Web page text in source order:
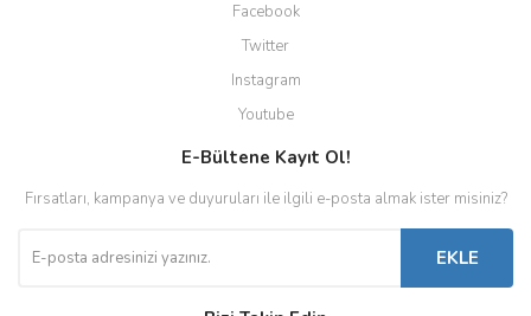
Facebook
Twitter
Instagram
Youtube
E-Bültene Kayıt Ol!
Fırsatları, kampanya ve duyuruları ile ilgili e-posta almak ister misiniz?
EKLE